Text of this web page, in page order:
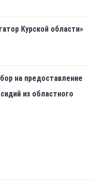
Курской области»
на предоставление
из областного